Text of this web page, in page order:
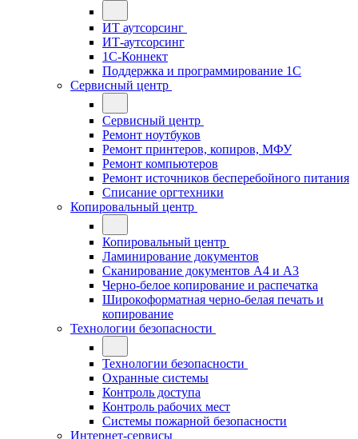
ИТ аутсорсинг
ИТ-аутсорсинг
1С-Коннект
Поддержка и программирование 1С
Сервисный центр
Сервисный центр
Ремонт ноутбуков
Ремонт принтеров, копиров, МФУ
Ремонт компьютеров
Ремонт источников бесперебойного питания
Списание оргтехники
Копировальный центр
Копировальный центр
Ламинирование документов
Сканирование документов А4 и А3
Черно-белое копирование и распечатка
Широкоформатная черно-белая печать и
копирование
Технологии безопасности
Технологии безопасности
Охранные системы
Контроль доступа
Контроль рабочих мест
Системы пожарной безопасности
Интернет-сервисы